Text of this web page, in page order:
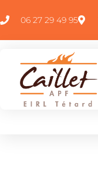
06 27 29 49 95